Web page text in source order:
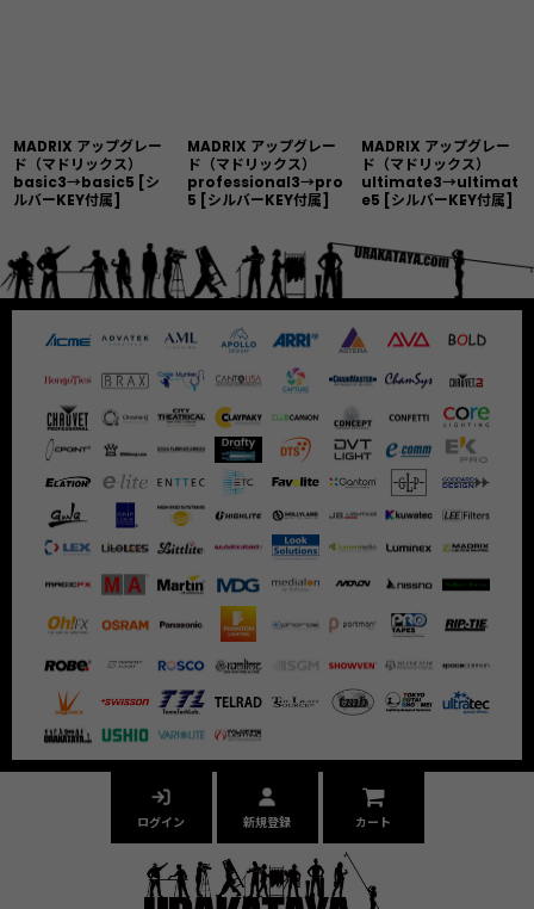
MADRIX アップグレー
ド（マドリックス）
basic3→basic5 [シ
ルバーKEY付属]
MADRIX アップグレー
ド（マドリックス）
professional3→pro
5 [シルバーKEY付属]
MADRIX アップグレー
ド（マドリックス）
ultimate3→ultimat
e5 [シルバーKEY付属]
ログイン 新規登録 カート